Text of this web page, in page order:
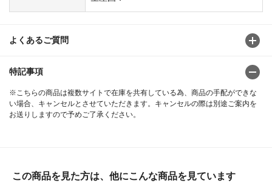
よくあるご質問
特記事項
※こちらの商品は複数サイトで在庫を共有している為、商品の手配ができな
い場合、キャンセルとさせていただきます。キャンセルの際は別途ご案内を
お送りしますので予めご了承ください。
この商品を見た方は、他にこんな商品を見ています